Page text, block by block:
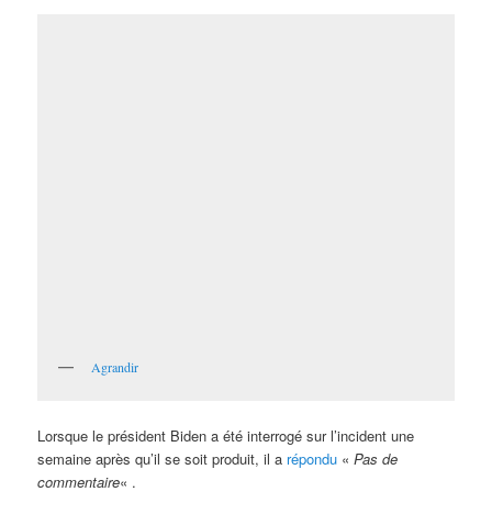
Agrandir
Lorsque le président Biden a été interrogé sur l’incident une
semaine après qu’il se soit produit, il a répondu «Pas de
commentaire« .